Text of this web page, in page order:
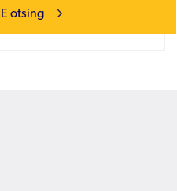
otsing